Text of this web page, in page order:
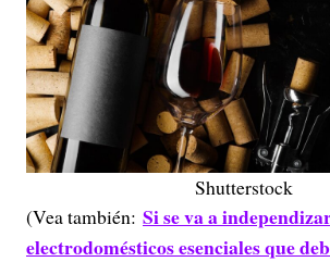
Shutterstock
(Vea también: Si se va a
electrodomésticos esenciales que